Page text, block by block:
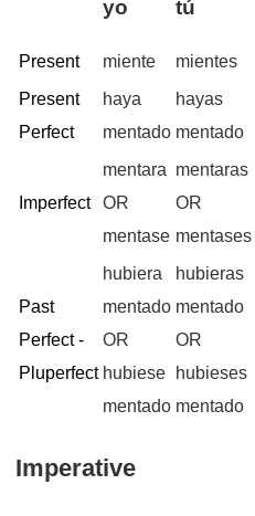
yo tú
Present miente mientes
Present
Perfect
haya
mentado
hayas
mentado
Imperfect
mentara
OR
mentase
mentaras
OR
mentases
Past
Perfect -
Pluperfect
hubiera
mentado
OR
hubiese
mentado
hubieras
mentado
OR
hubieses
mentado
Imperative